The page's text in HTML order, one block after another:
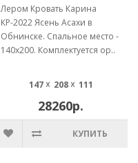
Лером Кровать Карина
КР-2022 Ясень Асахи в
Обнинске. Спальное место -
140х200. Комплектуется ор..
147 ☓ 208 ☓ 111
28260р.
КУПИТЬ